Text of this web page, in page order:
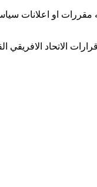
او اعلانات
الاتحاد